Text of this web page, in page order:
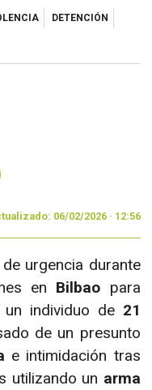
DETENCIÓN
06/02/2026 · 12:56
urgencia durante
en Bilbao para
individuo de 21
de un presunto
e intimidación tras
utilizando un arma